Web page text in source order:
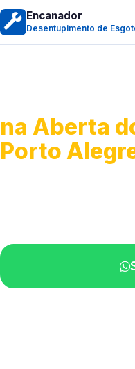
Encanador
Desentupimento de
na Aberta
Porto